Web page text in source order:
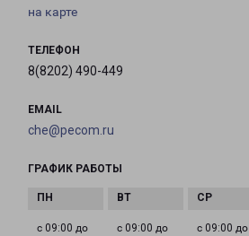
на карте
ТЕЛЕФОН
8(8202) 490-449
EMAIL
che@pecom.ru
ГРАФИК РАБОТЫ
с 09:00 до
с 09:00 до
с 09:00 до